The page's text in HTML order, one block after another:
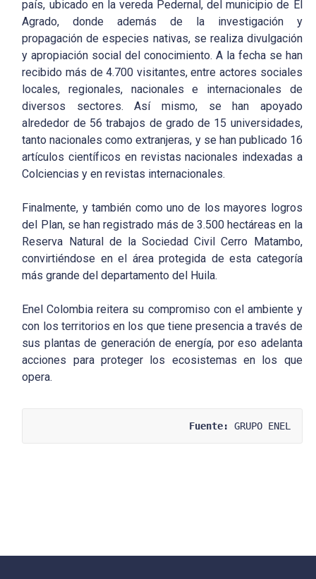
país, ubicado en la vereda Pedernal, del municipio de El
Agrado, donde además de la investigación y
propagación de especies nativas, se realiza divulgación
y apropiación social del conocimiento. A la fecha se han
recibido más de 4.700 visitantes, entre actores sociales
locales, regionales, nacionales e internacionales de
diversos sectores. Así mismo, se han apoyado
alrededor de 56 trabajos de grado de 15 universidades,
tanto nacionales como extranjeras, y se han publicado 16
artículos científicos en revistas nacionales indexadas a
Colciencias y en revistas internacionales.
Finalmente, y también como uno de los mayores logros
del Plan, se han registrado más de 3.500 hectáreas en la
Reserva Natural de la Sociedad Civil Cerro Matambo,
convirtiéndose en el área protegida de esta categoría
más grande del departamento del Huila.
Enel Colombia reitera su compromiso con el ambiente y
con los territorios en los que tiene presencia a través de
sus plantas de generación de energía, por eso adelanta
acciones para proteger los ecosistemas en los que
opera.
Fuente: GRUPO ENEL